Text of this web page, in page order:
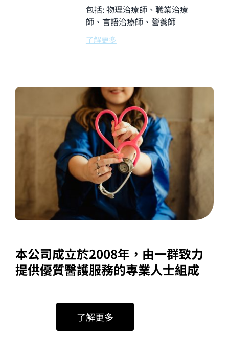
包括: 物理治療師、職業治療
師、言語治療師、營養師
了解更多
本公司成立於2008年，由一群致力
提供優質醫護服務的專業人士組成
了解更多